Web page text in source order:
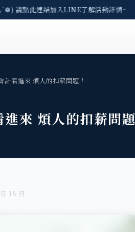
請點此連結加入LINE了解活動詳情~
計看進來 煩人的扣薪問題！
來 煩人的扣薪問題
18 日